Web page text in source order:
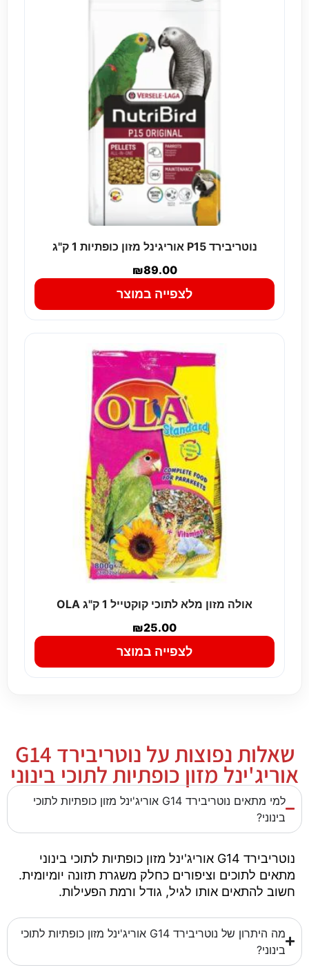
נוטריבירד P15 אוריגינל מזון כופתיות 1 ק"ג
₪89.00
לצפייה במוצר
אולה מזון מלא לתוכי קוקטייל 1 ק"ג OLA
₪25.00
לצפייה במוצר
שאלות נפוצות על נוטריבירד G14
אוריג'ינל מזון כופתיות לתוכי בינוני
למי מתאים נוטריבירד G14 אוריג'ינל מזון כופתיות לתוכי
בינוני?
נוטריבירד G14 אוריג'ינל מזון כופתיות לתוכי בינוני
מתאים לתוכים וציפורים כחלק משגרת תזונה יומיומית.
חשוב להתאים אותו לגיל, גודל ורמת הפעילות.
מה היתרון של נוטריבירד G14 אוריג'ינל מזון כופתיות לתוכי
בינוני?